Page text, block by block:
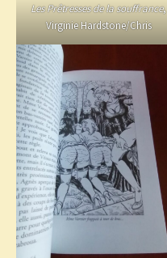
Les Prêtresses de la souffrance,
Virginie Hardstone/Chris